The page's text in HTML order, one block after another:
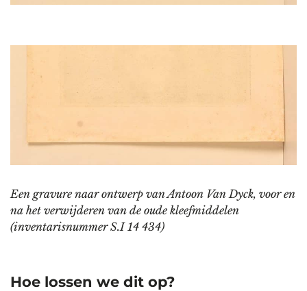
Een gravure naar ontwerp van Antoon Van Dyck, voor en
na het verwijderen van de oude kleefmiddelen
(inventarisnummer S.I 14 434)
Hoe lossen we dit op?